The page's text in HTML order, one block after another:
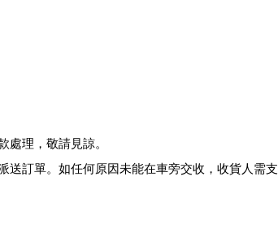
處理，敬請見諒。
送訂單。如任何原因未能在車旁交收，收貨人需支